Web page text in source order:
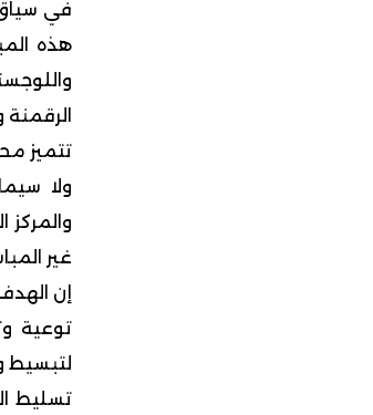
في سياق
هذه
تتميز
ولا
والمركز
غير
إن
توعية
لتبسيط
تسليط